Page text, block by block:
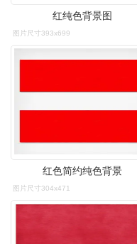
红纯色背景图
图片尺寸393x699
红色简约纯色背景
图片尺寸304x471